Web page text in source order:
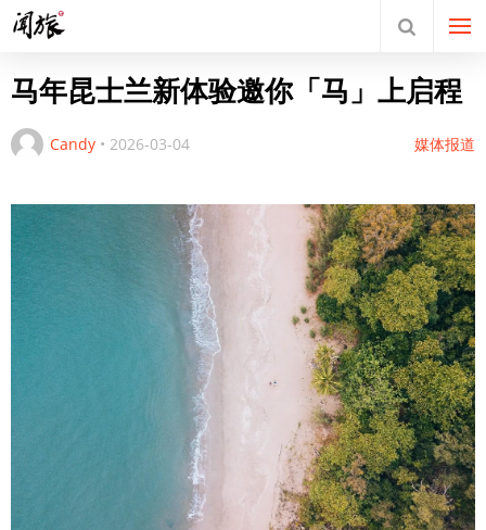
马年昆士兰新体验邀你「马」上启程
Candy • 2026-03-04 媒体报道